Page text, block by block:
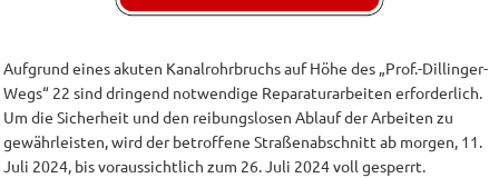
Aufgrund eines akuten Kanalrohrbruchs auf Höhe des „Prof.-Dillinger-
Wegs“ 22 sind dringend notwendige Reparaturarbeiten erforderlich.
Um die Sicherheit und den reibungslosen Ablauf der Arbeiten zu
gewährleisten, wird der betroffene Straßenabschnitt ab morgen, 11.
Juli 2024, bis voraussichtlich zum 26. Juli 2024 voll gesperrt.